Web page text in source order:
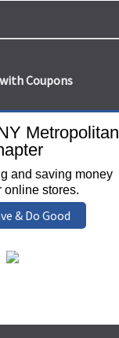
Coupons
Metropolitan
and saving money
online stores.
& Do Good